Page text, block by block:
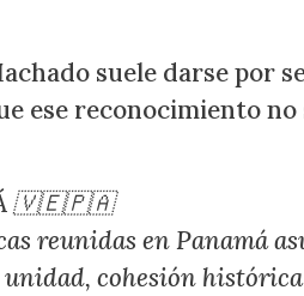
suele darse por
ese reconocimiento
🇻🇪🇵🇦
reunidas en Panamá
cohesión